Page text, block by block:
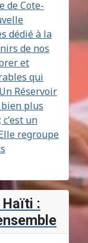
de Cote-
dédié à la
de nos
et
qui
Réservoir
plus
c'est un
regroupe
: